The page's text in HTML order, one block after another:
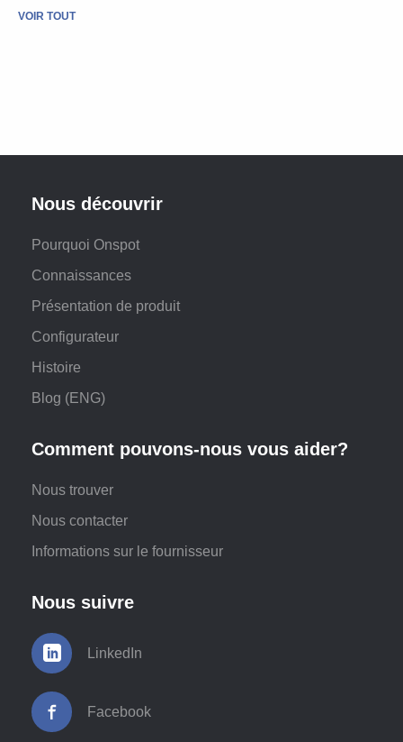
VOIR TOUT
Nous découvrir
Pourquoi Onspot
Connaissances
Présentation de produit
Configurateur
Histoire
Blog (ENG)
Comment pouvons-nous vous aider?
Nous trouver
Nous contacter
Informations sur le fournisseur
Nous suivre
LinkedIn
Facebook